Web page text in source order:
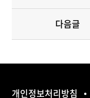
다음글
개인정보처리방침